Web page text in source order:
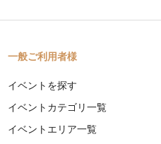
一般ご利用者様
イベントを探す
イベントカテゴリ一覧
イベントエリア一覧